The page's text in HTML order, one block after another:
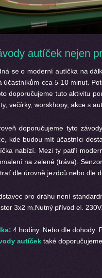
autíček nejen
se o moderní autíčka na
účastníkům cca 5-10 minut.
doporučujeme tuto aktivitu
večírky, worskhopy, akce s
doporučujeme tyto
kde budou mít účastníci
nabízí. Mezi ty patří
na zelené (tráva).
dle úrovně jezdců nebo dle
pro dráhu není
3x2 m.Nutný přívod el. 230V.
4 hodiny. Nebo dle dohody.
autíček také